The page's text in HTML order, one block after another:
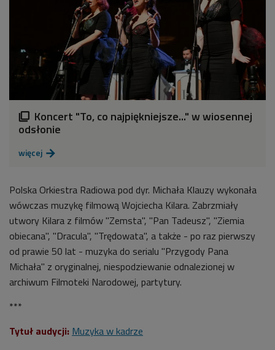
 Koncert "To, co najpiękniejsze..." w wiosennej
odsłonie
więcej 
Polska Orkiestra Radiowa pod dyr. Michała Klauzy wykonała
wówczas muzykę filmową Wojciecha Kilara. Zabrzmiały
utwory Kilara z filmów "Zemsta", "Pan Tadeusz", "Ziemia
obiecana", "Dracula", "Trędowata", a także - po raz pierwszy
od prawie 50 lat - muzyka do serialu "Przygody Pana
Michała" z oryginalnej, niespodziewanie odnalezionej w
archiwum Filmoteki Narodowej, partytury.
***
Tytuł audycji: Muzyka w kadrze